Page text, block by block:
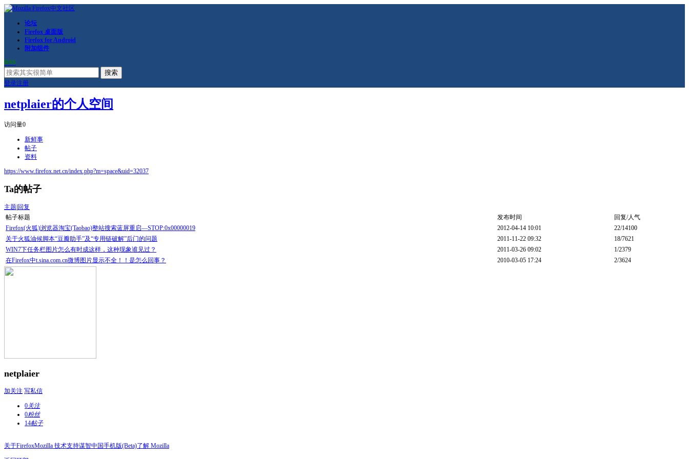
论坛
Firefox 桌面版
Firefox for Android
附加组件
RSS
搜索
登录注册
netplaier的个人空间
访问量0
新鲜事
帖子
资料
https://www.firefox.net.cn/index.php?m=space&uid=32037
Ta的帖子
主题 回复
帖子标题
发布时间
回复/人气
Firefox(火狐)浏览器淘宝(Taobao)整站搜索蓝屏重启—STOP:0x00000019
2012-04-14 10:01 22/14100
关于火狐油候脚本“豆瓣助手”及“专用链破解”后门的问题
2011-11-22 09:32 18/7621
WIN7下任务栏图片怎么有时成这样，这种现象谁见过？
2011-03-26 09:02 1/2379
在Firefox中t.sina.com.cn微博图片显示不全！！是怎么回事？
2010-03-05 17:24 2/3624
netplaier
加关注 写私信
0关注
0粉丝
14帖子
关于FirefoxMozilla 技术支持谋智中国手机版(Beta)了解 Mozilla